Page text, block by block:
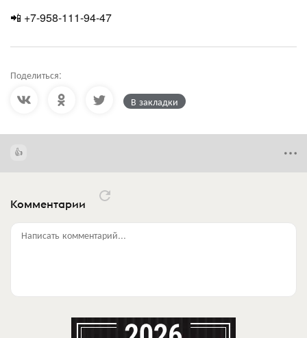
📲 +7-958-111-94-47
Поделиться:
В закладки
Комментарии
Написать комментарий...